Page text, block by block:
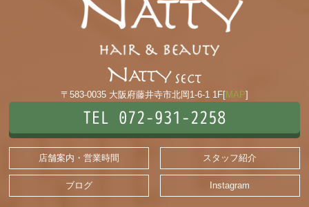
〒583-0035 大阪府藤井寺市北岡1-6-1 1F[MAP]
TEL 072-931-2258
店舗案内・営業時間 スタッフ紹介
ブログ Instagram